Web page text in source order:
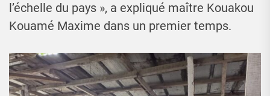
l’échelle du pays », a expliqué maître Kouakou
Kouamé Maxime dans un premier temps.